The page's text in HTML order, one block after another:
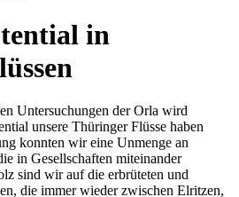
in
Untersuchungen der Orla wird
unsere Thüringer Flüsse haben
konnten wir eine Unmenge an
in Gesellschaften miteinander
sind wir auf die erbrüteten und
die immer wieder zwischen Elritzen,